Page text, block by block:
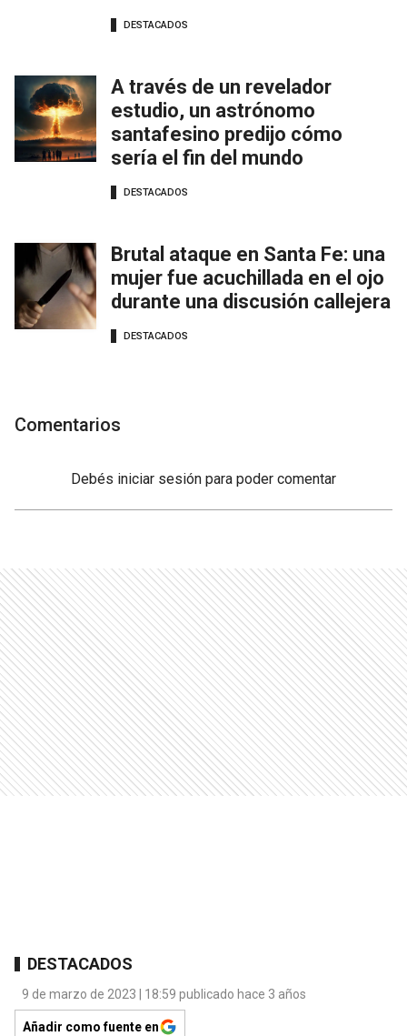
DESTACADOS
A través de un revelador
estudio, un astrónomo
santafesino predijo cómo
sería el fin del mundo
DESTACADOS
Brutal ataque en Santa Fe: una
mujer fue acuchillada en el ojo
durante una discusión callejera
DESTACADOS
Comentarios
Debés iniciar sesión para poder comentar
DESTACADOS
9 de marzo de 2023 | 18:59 publicado hace 3 años
Añadir como fuente en